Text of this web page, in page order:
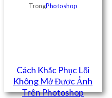
TrongPhotoshop
Cách Khắc Phục Lỗi
Không Mở Được Ảnh
Trên Photoshop